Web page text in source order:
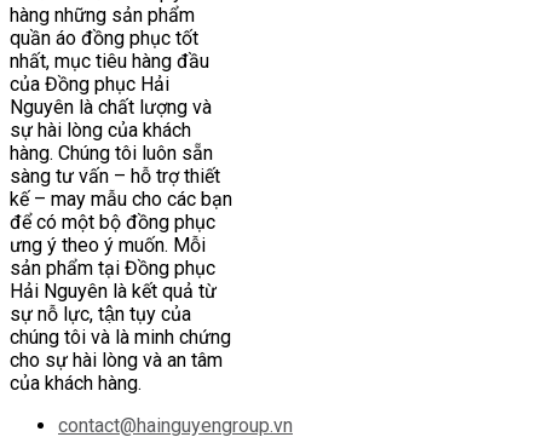
hàng những sản phẩm
quần áo đồng phục tốt
nhất, mục tiêu hàng đầu
của Đồng phục Hải
Nguyên là chất lượng và
sự hài lòng của khách
hàng. Chúng tôi luôn sẵn
sàng tư vấn – hỗ trợ thiết
kế – may mẫu cho các bạn
để có một bộ đồng phục
ưng ý theo ý muốn. Mỗi
sản phẩm tại Đồng phục
Hải Nguyên là kết quả từ
sự nỗ lực, tận tụy của
chúng tôi và là minh chứng
cho sự hài lòng và an tâm
của khách hàng.
contact@hainguyengroup.vn